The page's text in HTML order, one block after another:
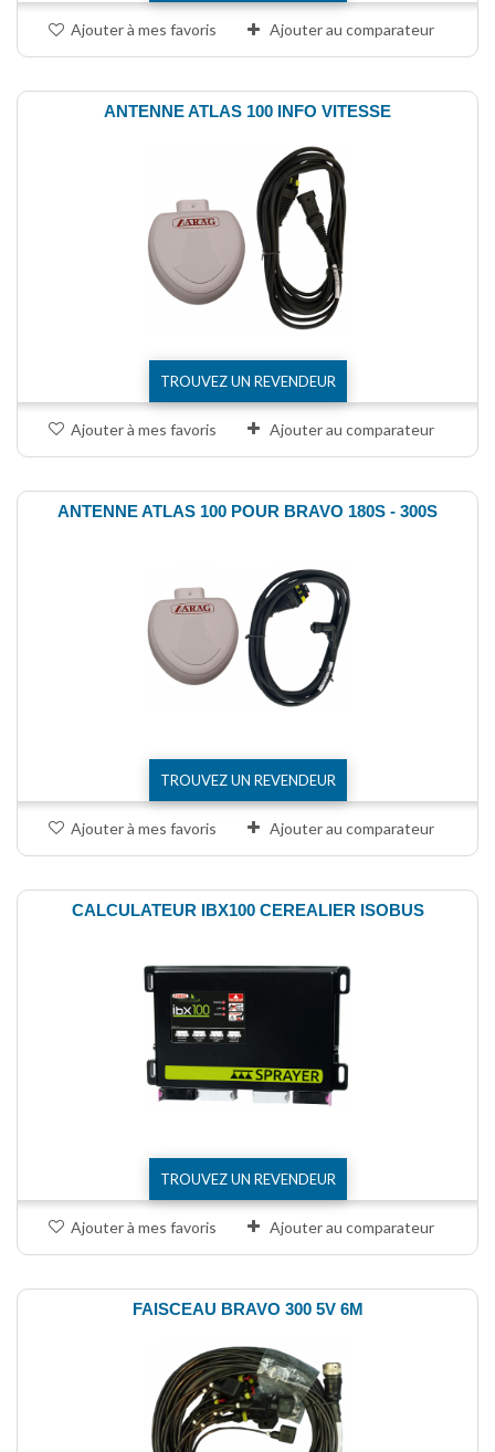
Ajouter à mes favoris Ajouter au comparateur
ANTENNE ATLAS 100 INFO VITESSE
TROUVEZ UN REVENDEUR
Ajouter à mes favoris Ajouter au comparateur
ANTENNE ATLAS 100 POUR BRAVO 180S - 300S
TROUVEZ UN REVENDEUR
Ajouter à mes favoris Ajouter au comparateur
CALCULATEUR IBX100 CEREALIER ISOBUS
TROUVEZ UN REVENDEUR
Ajouter à mes favoris Ajouter au comparateur
FAISCEAU BRAVO 300 5V 6M